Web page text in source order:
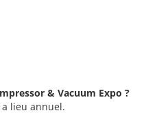
& Vacuum Expo ?
a lieu annuel.